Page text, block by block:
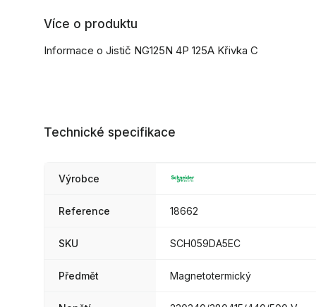
Více o produktu
Informace o Jistič NG125N 4P 125A Křivka C
Technické specifikace
Výrobce
Reference 18662
SKU SCH059DA5EC
Předmět Magnetotermický